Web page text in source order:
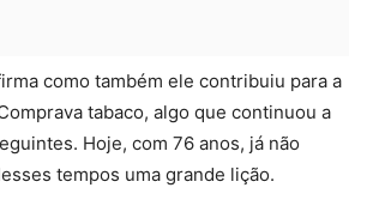
como também ele contribuiu para a
tabaco, algo que continuou a
Hoje, com 76 anos, já não
tempos uma grande lição.